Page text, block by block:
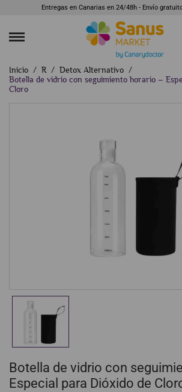
Entregas en Canarias en 24/48h - Envío
Inicio R
Detox Alternativo
Botella de vidrio con seguimiento horario –
Cloro
Botella de vidrio con
Especial para Dióxido de